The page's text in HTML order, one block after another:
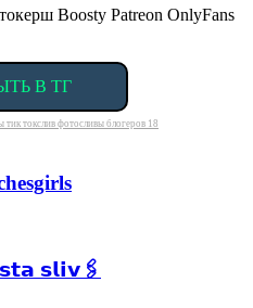
Boosty Patreon OnlyFans
В ТГ
тик токслив фотосливы блогеров 18
𝘀𝗹𝗶𝘃🖇